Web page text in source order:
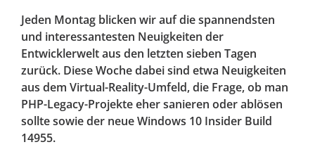
Jeden Montag blicken wir auf die spannendsten
und interessantesten Neuigkeiten der
Entwicklerwelt aus den letzten sieben Tagen
zurück. Diese Woche dabei sind etwa Neuigkeiten
aus dem Virtual-Reality-Umfeld, die Frage, ob man
PHP-Legacy-Projekte eher sanieren oder ablösen
sollte sowie der neue Windows 10 Insider Build
14955.